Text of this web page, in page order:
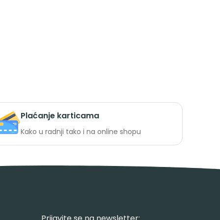
Plaćanje karticama
Kako u radnji tako i na online shopu